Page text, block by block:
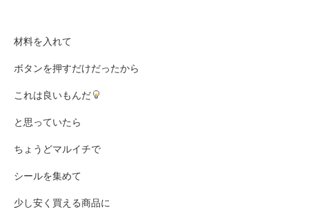
材料を入れて
ボタンを押すだけだったから
これは良いもんだ
と思っていたら
ちょうどマルイチで
シールを集めて
少し安く買える商品に